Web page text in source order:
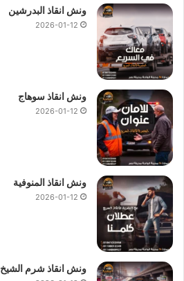
ونش انقاذ البدرشين
2026-01-12
ونش انقاذ سوهاج
2026-01-12
ونش انقاذ المنوفية
2026-01-12
ونش انقاذ شرم الشيخ